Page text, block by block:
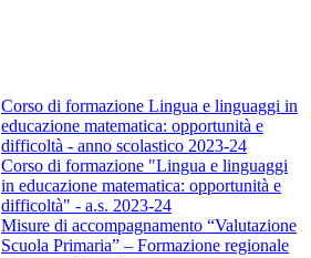
Corso di formazione Lingua e linguaggi in
educazione matematica: opportunità e
difficoltà - anno scolastico 2023-24
Corso di formazione "Lingua e linguaggi
in educazione matematica: opportunità e
difficoltà" - a.s. 2023-24
Misure di accompagnamento “Valutazione
Scuola Primaria” – Formazione regionale